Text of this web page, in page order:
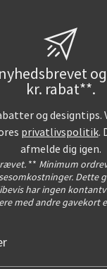
kr. rabat**.
og designtips.
privatlivspolitik.
afmelde dig igen.
** Minimum
Dette
har ingen
med andre gavekort